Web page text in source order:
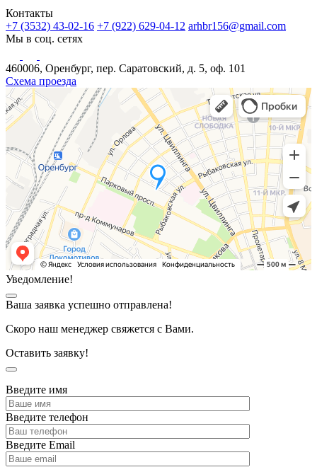
Контакты
+7 (3532) 43-02-16 +7 (922) 629-04-12 arhbr156@gmail.com
Мы в соц. сетях
460006, Оренбург, пер. Саратовский, д. 5, оф. 101
Схема проезда
Уведомление!
Ваша заявка успешно отправлена!
Скоро наш менеджер свяжется с Вами.
Оставить заявку!
Введите имя
Введите телефон
Введите Email